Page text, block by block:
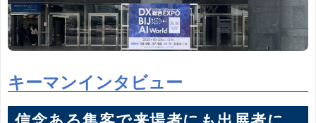
キーマンインタビュー